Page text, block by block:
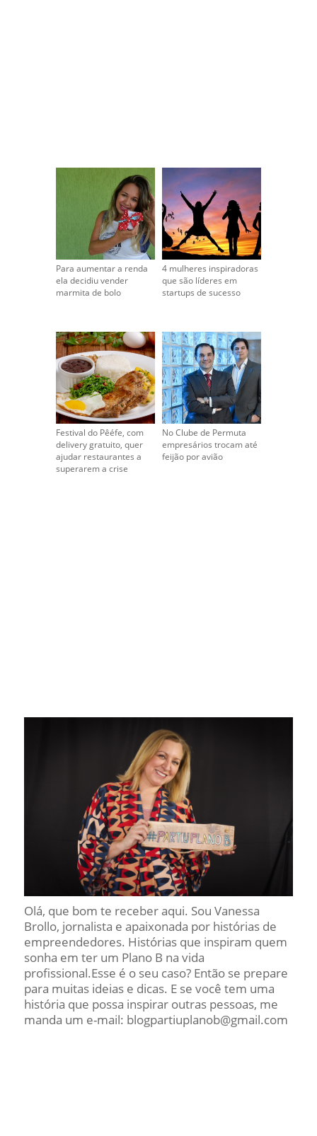
Para aumentar a renda
ela decidiu vender
marmita de bolo
4 mulheres inspiradoras
que são líderes em
startups de sucesso
Festival do Pêéfe, com
delivery gratuito, quer
ajudar restaurantes a
superarem a crise
No Clube de Permuta
empresários trocam até
feijão por avião
Olá, que bom te receber aqui. Sou Vanessa
Brollo, jornalista e apaixonada por histórias de
empreendedores. Histórias que inspiram quem
sonha em ter um Plano B na vida
profissional.Esse é o seu caso? Então se prepare
para muitas ideias e dicas. E se você tem uma
história que possa inspirar outras pessoas, me
manda um e-mail: blogpartiuplanob@gmail.com